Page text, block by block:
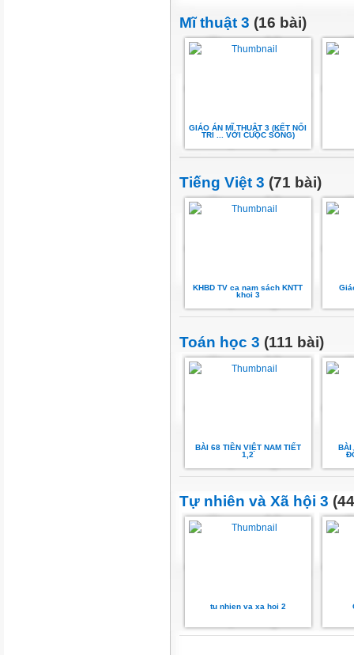
Mĩ thuật 3 (16 bài)
GIÁO ÁN MĨ THUẬT 3 (KẾT NỐI
TRI ... VỚI CUỘC SỐNG)
Tiếng Việt 3 (71 bài)
KHBD TV ca nam sách KNTT
khoi 3
Toán học 3 (111 bài)
BÀI 68 TIỀN VIỆT NAM TIẾT
1,2
BÀI
Tự nhiên và Xã hội 3
tu nhien va xa hoi 2